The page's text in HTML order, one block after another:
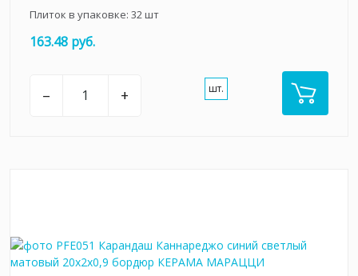
Плиток в упаковке: 32шт
163.48 руб.
– + шт.